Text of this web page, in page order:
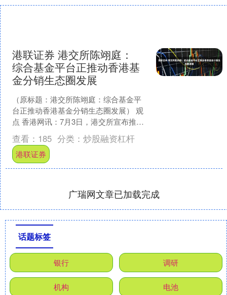
港联证券 港交所陈翊庭：
综合基金平台正推动香港基
金分销生态圈发展
（原标题：港交所陈翊庭：综合基金平
台正推动香港基金分销生态圈发展） 观
点 香港网讯：7月3日，港交所宣布推出
综合基金平台（IFP）订单传递服务，港
交所行政总裁陈....
查看： 185 分类： 炒股融资杠杆
港联证券
广瑞网文章已加载完成
话题标签
银行 调研
机构 电池